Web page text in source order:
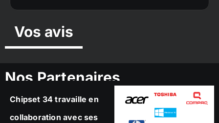
Vos avis
Nos Partenaires
Chipset 34 travaille en
collaboration avec ses